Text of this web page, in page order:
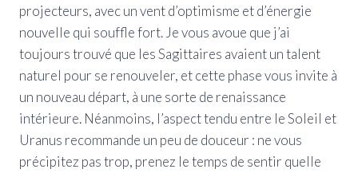
projecteurs, avec un vent d’optimisme et d’énergie
nouvelle qui souffle fort. Je vous avoue que j’ai
toujours trouvé que les Sagittaires avaient un talent
naturel pour se renouveler, et cette phase vous invite à
un nouveau départ, à une sorte de renaissance
intérieure. Néanmoins, l’aspect tendu entre le Soleil et
Uranus recommande un peu de douceur : ne vous
précipitez pas trop, prenez le temps de sentir quelle